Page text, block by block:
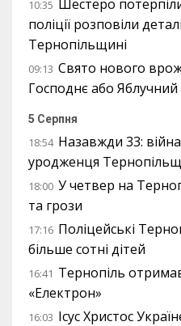
10:35 Шестеро
поліції розповіли
Тернопільщині
09:13 Свято нового
Господнє або Яблучний
5 Серпня
18:54 Назавжди 33:
уродженця
18:00 У четвер на
та грози
17:16 Поліцейські
більше сотні дітей
16:41 Тернопіль
«Електрон»
16:03 Ісус Христос